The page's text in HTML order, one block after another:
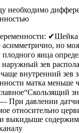
необходимо
✔Шейка
асимметрично, но
яица
зев
внутренний зев
матка меньше
При давлении
относительно
выкидыше